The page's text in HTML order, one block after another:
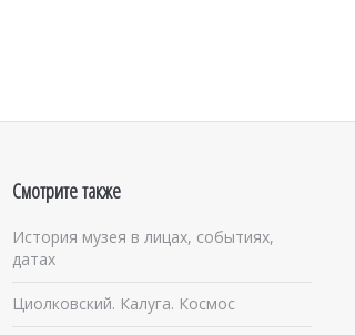
Смотрите также
История музея в лицах, событиях,
датах
Циолковский. Калуга. Космос